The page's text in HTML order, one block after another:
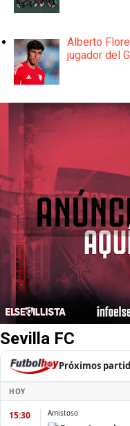
Alberto
jugador del
Sevilla FC